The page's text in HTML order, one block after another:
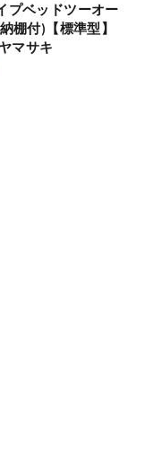
プベッドツーオー
棚付)【標準型】
マサキ